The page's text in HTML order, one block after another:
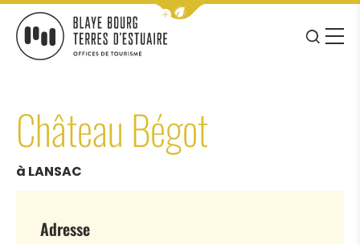
Afficher la barre de navigation
JE
MENU
Château Bégot
à LANSAC
Adresse